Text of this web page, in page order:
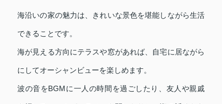
海沿いの家の魅力は、きれいな景色を堪能しながら生活
できることです。
海が見える方向にテラスや窓があれば、自宅に居ながら
にしてオーシャンビューを楽しめます。
波の音をBGMに一人の時間を過ごしたり、友人や親戚